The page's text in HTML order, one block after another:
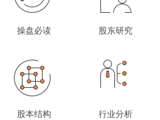
操盘必读 股东研究
股本结构 行业分析